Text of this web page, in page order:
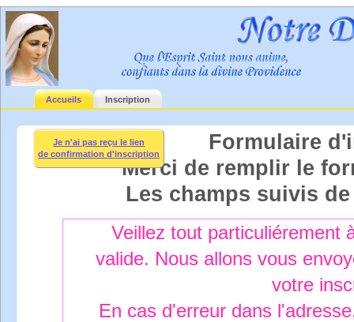
Accueils Inscription
Je n'ai pas reçu le lien
de confirmation d'inscription
Formulaire
Merci de remplir le
Les champs suivis
Veillez tout particuliérement
valide. Nous allons vous
votre
En cas d'erreur dans